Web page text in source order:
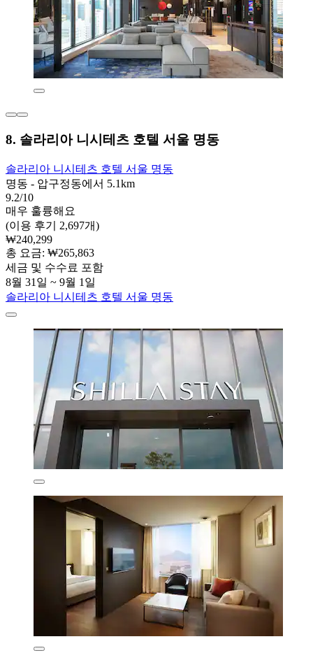
8. 솔라리아 니시테츠 호텔 서울 명동
솔라리아 니시테츠 호텔 서울 명동
명동 - 압구정동에서 5.1km
9.2/10
매우 훌륭해요
(이용 후기 2,697개)
₩240,299
총 요금: ₩265,863
세금 및 수수료 포함
8월 31일 ~ 9월 1일
솔라리아 니시테츠 호텔 서울 명동